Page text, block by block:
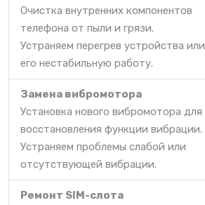
Очистка внутренних компонентов
телефона от пыли и грязи.
Устраняем перегрев устройства или
его нестабильную работу.
Замена вибромотора
Установка нового вибромотора для
восстановления функции вибрации.
Устраняем проблемы слабой или
отсутствующей вибрации.
Ремонт SIM-слота